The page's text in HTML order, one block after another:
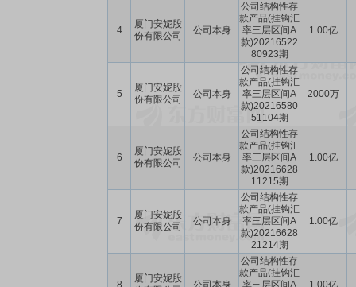
4
厦门安妮股
份有限公司
公司本身
公司结构性存
款产品(挂钩汇
率三层区间A
款)20216522
80923期
1.00亿
5
厦门安妮股
份有限公司
公司本身
公司结构性存
款产品(挂钩汇
率三层区间A
款)20216580
51104期
2000万
6
厦门安妮股
份有限公司
公司本身
公司结构性存
款产品(挂钩汇
率三层区间A
款)20216628
11215期
1.00亿
7
厦门安妮股
份有限公司
公司本身
公司结构性存
款产品(挂钩汇
率三层区间A
款)20216628
21214期
1.00亿
8
厦门安妮股
公司本身
公司结构性存
款产品(挂钩汇
率三层区间A
1.00亿